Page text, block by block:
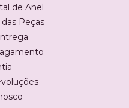
de Anel
Peças